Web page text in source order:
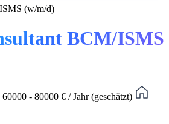
(w/m/d)
BCM/ISMS
60000 - 80000 € / Jahr (geschätzt)